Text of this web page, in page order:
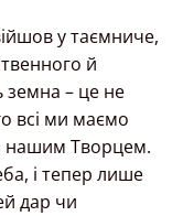
у таємниче,
й
– це не
всі ми маємо
нашим Творцем.
і тепер лише
дар чи